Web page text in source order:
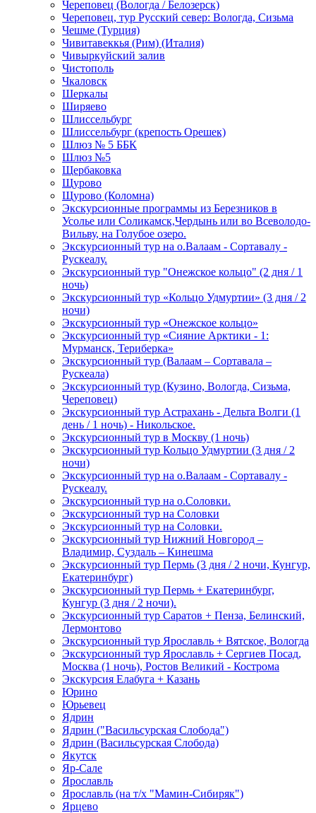
Череповец (Вологда / Белозерск)
Череповец, тур Русский север: Вологда, Сизьма
Чешме (Турция)
Чивитавеккья (Рим) (Италия)
Чивыркуйский залив
Чистополь
Чкаловск
Шеркалы
Ширяево
Шлиссельбург
Шлиссельбург (крепость Орешек)
Шлюз № 5 ББК
Шлюз №5
Щербаковка
Щурово
Щурово (Коломна)
Экскурсионные программы из Березников в
Усолье или Соликамск,Чердынь или во Всеволодо-
Вильву, на Голубое озеро.
Экскурсионный тур на о.Валаам - Сортавалу -
Рускеалу.
Экскурсионный тур "Онежское кольцо" (2 дня / 1
ночь)
Экскурсионный тур «Кольцо Удмуртии» (3 дня / 2
ночи)
Экскурсионный тур «Онежское кольцо»
Экскурсионный тур «Сияние Арктики - 1:
Мурманск, Териберка»
Экскурсионный тур (Валаам – Сортавала –
Рускеала)
Экскурсионный тур (Кузино, Вологда, Сизьма,
Череповец)
Экскурсионный тур Астрахань - Дельта Волги (1
день / 1 ночь) - Никольское.
Экскурсионный тур в Москву (1 ночь)
Экскурсионный тур Кольцо Удмуртии (3 дня / 2
ночи)
Экскурсионный тур на о.Валаам - Сортавалу -
Рускеалу.
Экскурсионный тур на о.Соловки.
Экскурсионный тур на Соловки
Экскурсионный тур на Соловки.
Экскурсионный тур Нижний Новгород –
Владимир, Суздаль – Кинешма
Экскурсионный тур Пермь (3 дня / 2 ночи, Кунгур,
Екатеринбург)
Экскурсионный тур Пермь + Екатеринбург,
Кунгур (3 дня / 2 ночи).
Экскурсионный тур Саратов + Пенза, Белинский,
Лермонтово
Экскурсионный тур Ярославль + Вятское, Вологда
Экскурсионный тур Ярославль + Сергиев Посад,
Москва (1 ночь), Ростов Великий - Кострома
Экскурсия Елабуга + Казань
Юрино
Юрьевец
Ядрин
Ядрин ("Васильсурская Слобода")
Ядрин (Васильсурская Слобода)
Якутск
Яр-Сале
Ярославль
Ярославль (на т/х "Мамин-Сибиряк")
Ярцево